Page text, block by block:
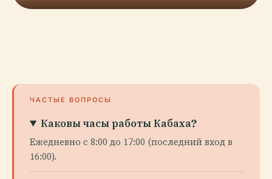
ЧАСТЫЕ ВОПРОСЫ
Каковы часы работы Кабаха?
Ежедневно с 8:00 до 17:00 (последний вход в
16:00).